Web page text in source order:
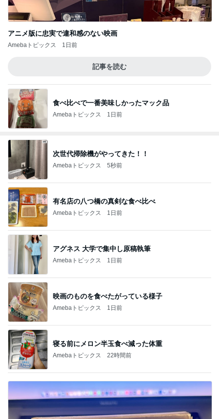
アニメ版に忠実で違和感のない映画
Amebaトピックス 1日前
記事を読む
食べ比べで一番美味しかったマック品
Amebaトピックス 1日前
次世代掃除機がやってきた！！
Amebaトピックス 5秒前
有名店の八つ橋の真剣な食べ比べ
Amebaトピックス 1日前
アグネス 大学で集中し原稿執筆
Amebaトピックス 1日前
映画のものを食べたがっている様子
Amebaトピックス 1日前
寝る前にメロン半玉食べ減った体重
Amebaトピックス 22時間前